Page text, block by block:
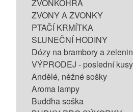
ZVONKOHRA
ZVONY A ZVONKY
PTAČÍ KRMÍTKA
SLUNEČNÍ HODINY
Dózy na brambory a
VÝPRODEJ - poslední kusy
Andělé, něžné sošky
Aroma lampy
Buddha soška